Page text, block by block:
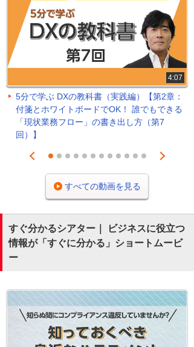
4:07
5分で学ぶ DXの教科書（実践編）【第2章：
付箋とホワイトボードでOK！ 誰でもできる
「現状業務フロー」の書き出し方（第7
回）】
Prev
1 2 3 4 5 6 7 8 9 101112
Next
すべての動画を見る
すぐ分かるシアター｜ ビジネスに役立つ
情報が「すぐに分かる」ショートムービ
ー